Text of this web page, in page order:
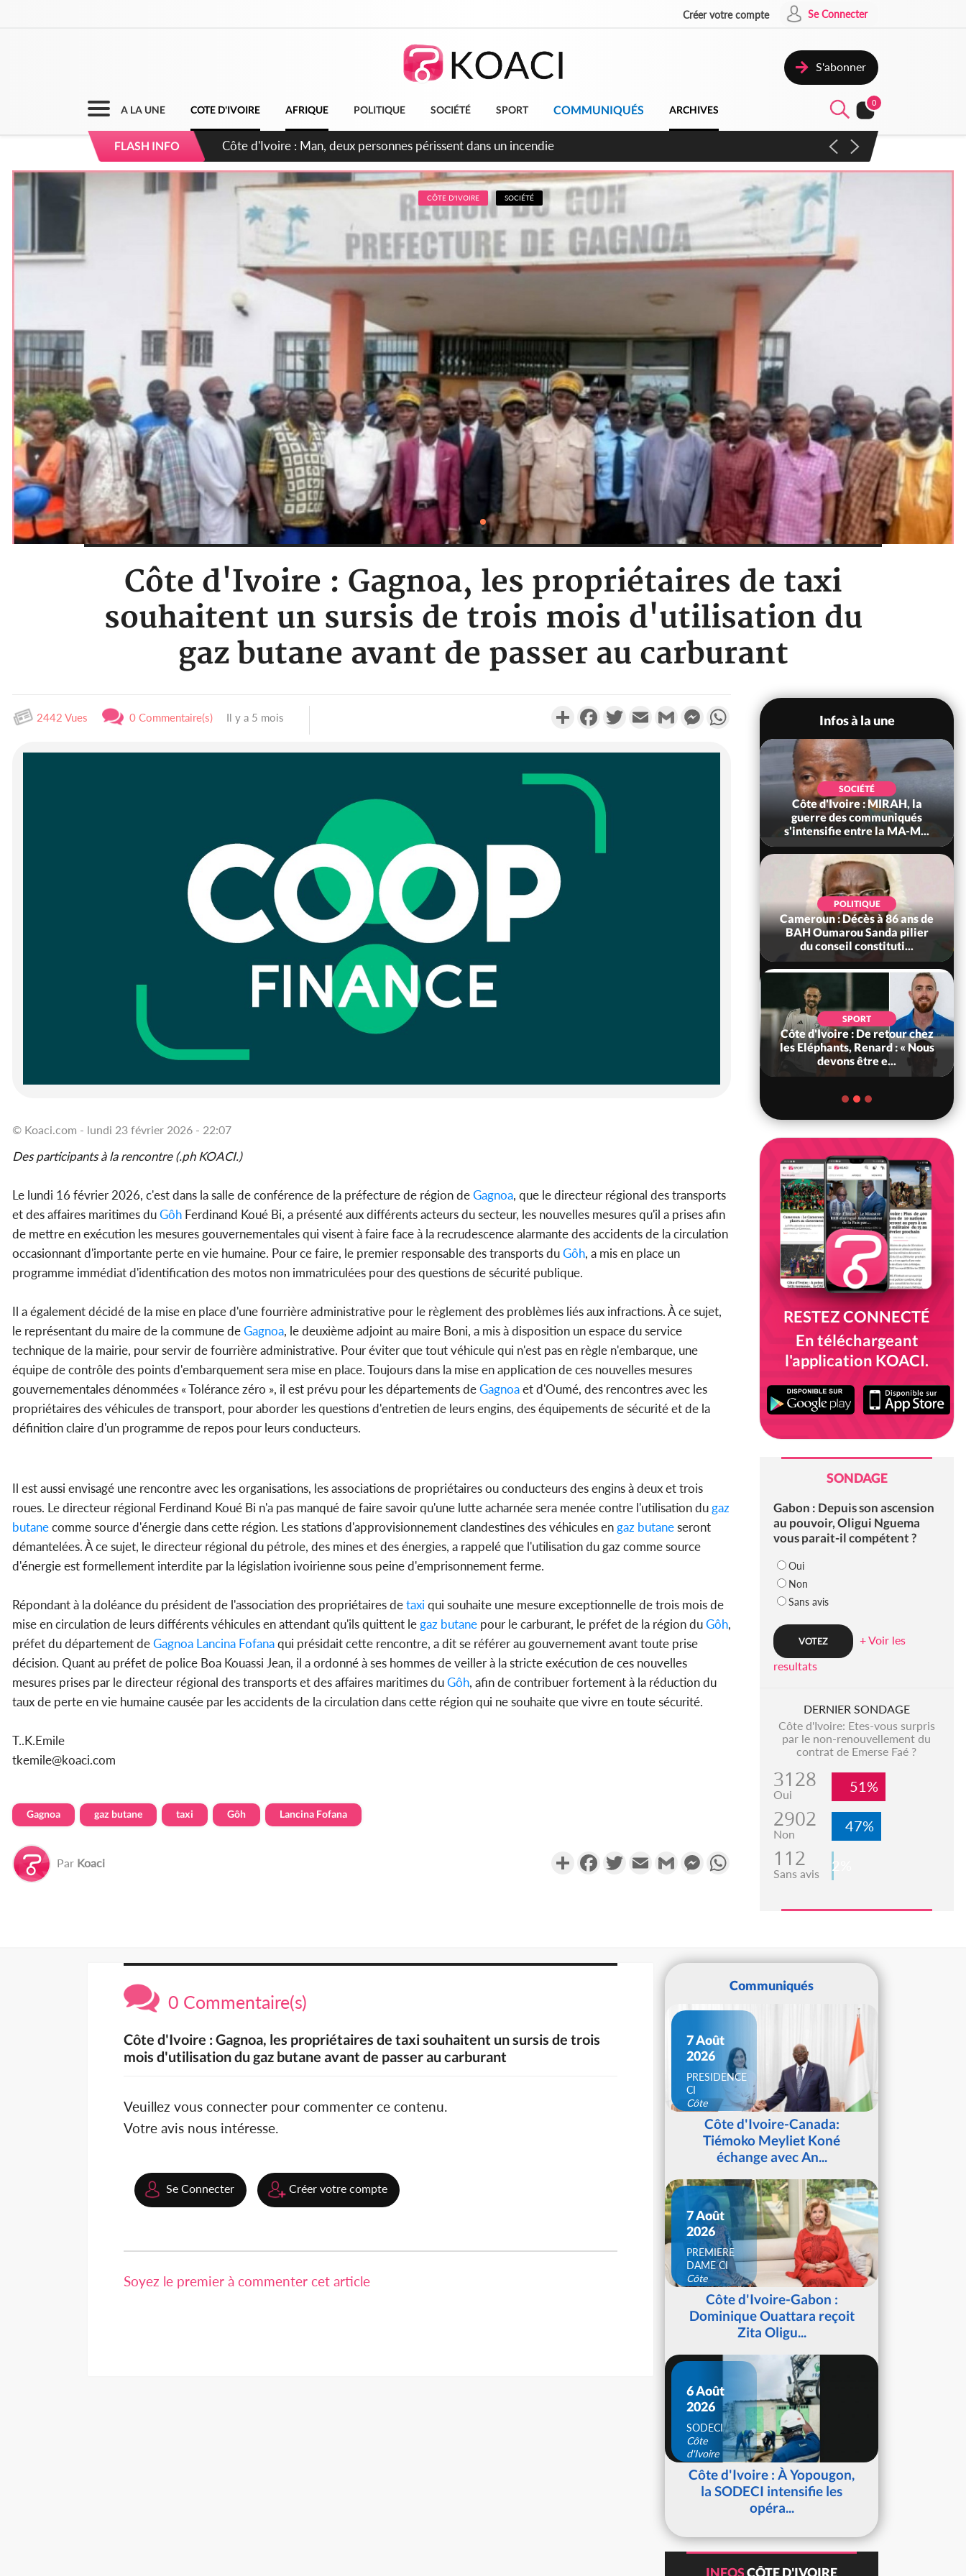
Créer votre compte Se Connecter
S'abonner
A LA UNE COTE D'IVOIRE AFRIQUE POLITIQUE SOCIÉTÉ SPORT COMMUNIQUÉS ARCHIVES
0
FLASH INFO
Côte d'Ivoire : Séileu, la célébration de la fête nationale transformée en vaste campagne contre les produits
dépigmentants dangereux
CÔTE D'IVOIRE SOCIÉTÉ
Côte d'Ivoire : Gagnoa, les propriétaires de taxi
souhaitent un sursis de trois mois d'utilisation du
gaz butane avant de passer au carburant
2442 Vues 0 Commentaire(s) Il y a 5 mois PartagerFacebookTwitterEmail Gmail MessengerWhatsApp
© Koaci.com - lundi 23 février 2026 - 22:07
Des participants à la rencontre (.ph KOACI.)
Le lundi 16 février 2026, c'est dans la salle de conférence de la préfecture de région deGagnoa, que le directeur régional des transports
et des affaires maritimes duGôh Ferdinand Koué Bi, a présenté aux différents acteurs du secteur, les nouvelles mesures qu'il a prises afin
de mettre en exécution les mesures gouvernementales qui visent à faire face à la recrudescence alarmante des accidents de la circulation
occasionnant d'importante perte en vie humaine. Pour ce faire, le premier responsable des transports duGôh, a mis en place un
programme immédiat d'identification des motos non immatriculées pour des questions de sécurité publique.
Il a également décidé de la mise en place d'une fourrière administrative pour le règlement des problèmes liés aux infractions. À ce sujet,
le représentant du maire de la commune deGagnoa, le deuxième adjoint au maire Boni, a mis à disposition un espace du service
technique de la mairie, pour servir de fourrière administrative. Pour éviter que tout véhicule qui n'est pas en règle n'embarque, une
équipe de contrôle des points d'embarquement sera mise en place. Toujours dans la mise en application de ces nouvelles mesures
gouvernementales dénommées « Tolérance zéro », il est prévu pour les départements deGagnoaet d'Oumé, des rencontres avec les
propriétaires des véhicules de transport, pour aborder les questions d'entretien de leurs engins, des équipements de sécurité et de la
définition claire d'un programme de repos pour leurs conducteurs.
Il est aussi envisagé une rencontre avec les organisations, les associations de propriétaires ou conducteurs des engins à deux et trois
roues. Le directeur régional Ferdinand Koué Bi n'a pas manqué de faire savoir qu'une lutte acharnée sera menée contre l'utilisation dugaz
butanecomme source d'énergie dans cette région. Les stations d'approvisionnement clandestines des véhicules engaz butaneseront
démantelées. À ce sujet, le directeur régional du pétrole, des mines et des énergies, a rappelé que l'utilisation du gaz comme source
d'énergie est formellement interdite par la législation ivoirienne sous peine d'emprisonnement ferme.
Répondant à la doléance du président de l'association des propriétaires detaxi qui souhaite une mesure exceptionnelle de trois mois de
mise en circulation de leurs différents véhicules en attendant qu'ils quittent legaz butane pour le carburant, le préfet de la région duGôh,
préfet du département deGagnoa Lancina Fofanaqui présidait cette rencontre, a dit se référer au gouvernement avant toute prise
décision. Quant au préfet de police Boa Kouassi Jean, il a ordonné à ses hommes de veiller à la stricte exécution de ces nouvelles
mesures prises par le directeur régional des transports et des affaires maritimes duGôh, afin de contribuer fortement à la réduction du
taux de perte en vie humaine causée par les accidents de la circulation dans cette région qui ne souhaite que vivre en toute sécurité.
T..K.Emile
tkemile@koaci.com
Gagnoa gaz butane taxi Gôh Lancina Fofana
Par Koaci PartagerFacebookTwitterEmail Gmail MessengerWhatsApp
Infos à la une
Côte d'Ivoire : Man, deux
personnes périssent dans un
SOCIÉTÉ
Côte d'Ivoire : MIRAH, la
guerre des communiqués
s'intensifie entre la MA-M...
POLITIQUE
Cameroun : Décès à 86 ans de
BAH Oumarou Sanda pilier
du conseil constituti...
SPORT
Côte d'Ivoire : De retour chez
les Eléphants, Renard : « Nous
devons être e...
RESTEZ CONNECTÉ
En téléchargeant
l'application KOACI.
SONDAGE
Gabon : Depuis son ascension
au pouvoir, Oligui Nguema
vous parait-il compétent ?
Oui
Non
Sans avis
+ Voir les
resultats
DERNIER SONDAGE
Côte d'Ivoire: Etes-vous surpris
par le non-renouvellement du
contrat de Emerse Faé ?
3128
Oui 51%
2902
Non 47%
112
Sans avis 2%
0 Commentaire(s)
Côte d'Ivoire : Gagnoa, les propriétaires de taxi souhaitent un sursis de trois
mois d'utilisation du gaz butane avant de passer au carburant
Veuillez vous connecter pour commenter ce contenu.
Votre avis nous intéresse.
Se Connecter Créer votre compte
Soyez le premier à commenter cet article
Communiqués
7 Août
2026
PRESIDENCE
CI
Côte
d'IvoireCôte d'Ivoire-Canada:
Tiémoko Meyliet Koné
échange avec An...
7 Août
2026
PREMIERE
DAME CI
Côte
d'IvoireCôte d'Ivoire-Gabon :
Dominique Ouattara reçoit
Zita Oligu...
6 Août
2026
SODECI
Côte
d'Ivoire
Côte d'Ivoire : À Yopougon,
la SODECI intensifie les
opéra...
INFOSCÔTE D'IVOIRE